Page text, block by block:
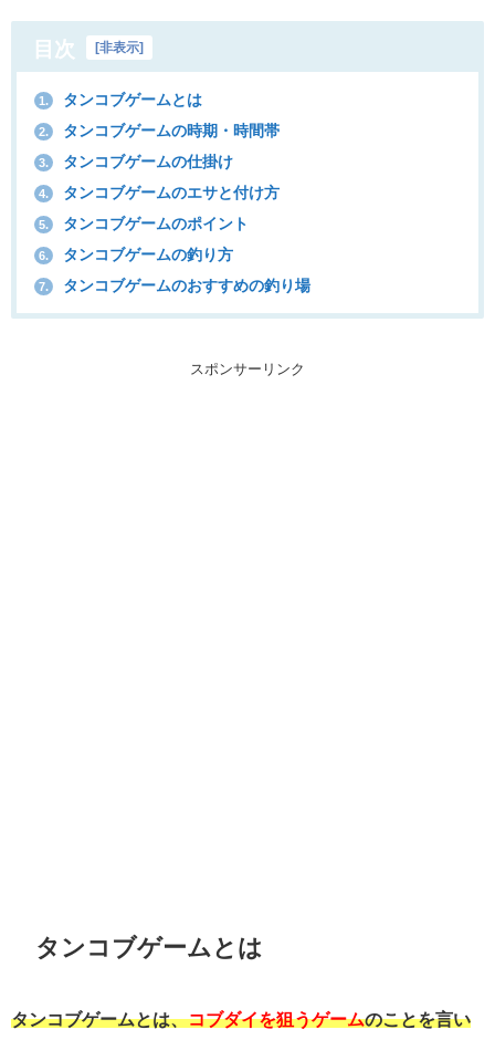
目次 非表示
1. タンコブゲームとは
2. タンコブゲームの時期・時間帯
3. タンコブゲームの仕掛け
4. タンコブゲームのエサと付け方
5. タンコブゲームのポイント
6. タンコブゲームの釣り方
7. タンコブゲームのおすすめの釣り場
スポンサーリンク
タンコブゲームとは
タンコブゲームとは、コブダイを狙うゲームのことを言い